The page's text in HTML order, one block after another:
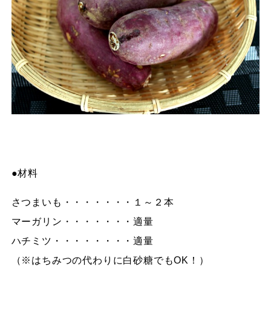
●材料
さつまいも・・・・・・・１～２本
マーガリン・・・・・・・適量
ハチミツ・・・・・・・・適量
（※はちみつの代わりに白砂糖でもOK！）